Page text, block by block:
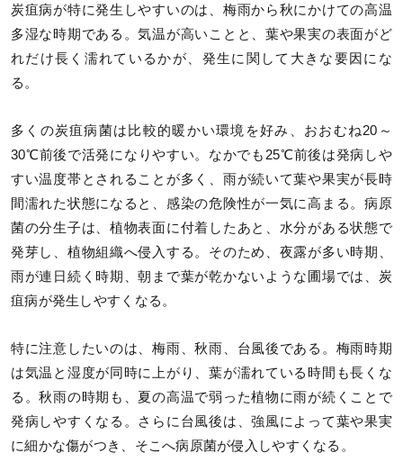
炭疽病が特に発生しやすいのは、梅雨から秋にかけての高温
多湿な時期である。気温が高いことと、葉や果実の表面がど
れだけ長く濡れているかが、発生に関して大きな要因にな
る。
多くの炭疽病菌は比較的暖かい環境を好み、おおむね20～
30℃前後で活発になりやすい。なかでも25℃前後は発病しや
すい温度帯とされることが多く、雨が続いて葉や果実が長時
間濡れた状態になると、感染の危険性が一気に高まる。病原
菌の分生子は、植物表面に付着したあと、水分がある状態で
発芽し、植物組織へ侵入する。そのため、夜露が多い時期、
雨が連日続く時期、朝まで葉が乾かないような圃場では、炭
疽病が発生しやすくなる。
特に注意したいのは、梅雨、秋雨、台風後である。梅雨時期
は気温と湿度が同時に上がり、葉が濡れている時間も長くな
る。秋雨の時期も、夏の高温で弱った植物に雨が続くことで
発病しやすくなる。さらに台風後は、強風によって葉や果実
に細かな傷がつき、そこへ病原菌が侵入しやすくなる。